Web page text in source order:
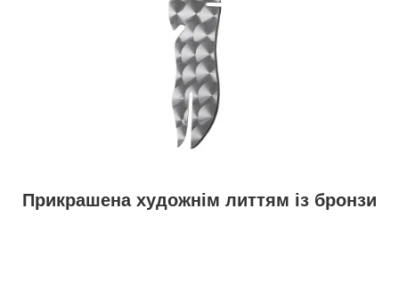
Прикрашена художнім литтям із бронзи